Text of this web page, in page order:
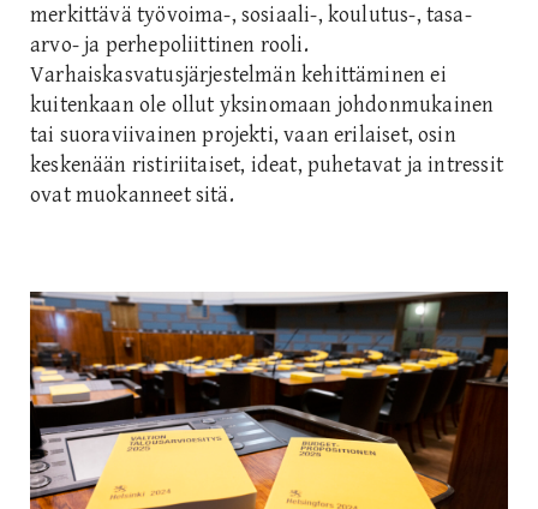
merkittävä työvoima-, sosiaali-, koulutus-, tasa-
arvo- ja perhepoliittinen rooli.
Varhaiskasvatusjärjestelmän kehittäminen ei
kuitenkaan ole ollut yksinomaan johdonmukainen
tai suoraviivainen projekti, vaan erilaiset, osin
keskenään ristiriitaiset, ideat, puhetavat ja intressit
ovat muokanneet sitä.